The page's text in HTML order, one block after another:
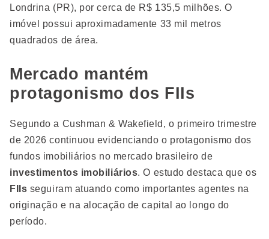
Londrina (PR), por cerca de R$ 135,5 milhões. O
imóvel possui aproximadamente 33 mil metros
quadrados de área.
Mercado mantém
protagonismo dos FIIs
Segundo a Cushman & Wakefield, o primeiro trimestre
de 2026 continuou evidenciando o protagonismo dos
fundos imobiliários no mercado brasileiro de
investimentos imobiliários. O estudo destaca que os
FIIs seguiram atuando como importantes agentes na
originação e na alocação de capital ao longo do
período.